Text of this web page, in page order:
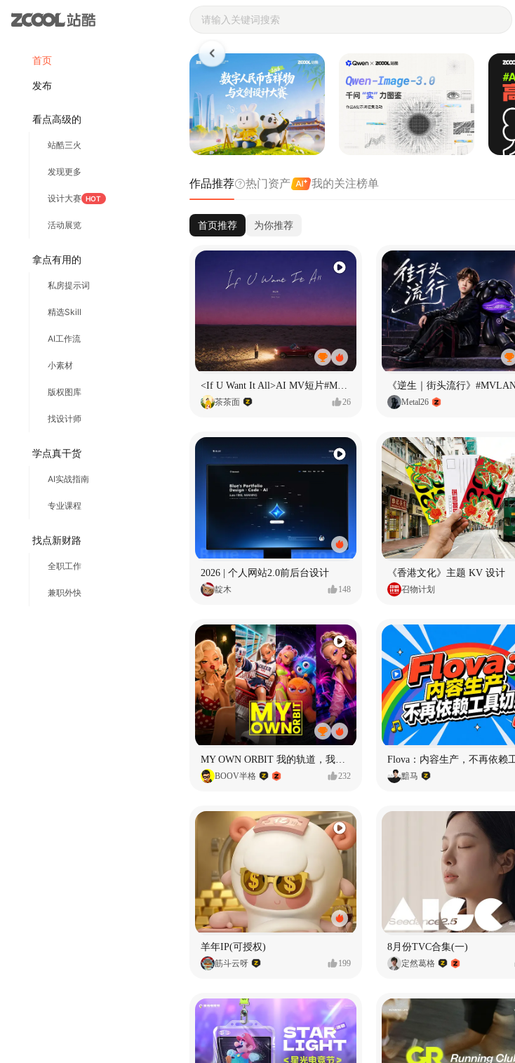
首页
发布
看点高级的
站酷三火
发现更多
设计大赛 HOT
活动展览
拿点有用的
私房提示词
精选Skill
AI工作流
小素材
版权图库
找设计师
学点真干货
AI实战指南
专业课程
找点新财路
全职工作
兼职外快
站酷ZCOOL - 设计师们都在站酷
作品推荐 热门资产 我的关注榜单
首页推荐 为你推荐
<If U Want It All>AI MV短片#MVLAND嘻哈狂欢派对
茶茶面 26 Metal26
2026 | 个人网站2.0前后台设计
靛木 148
《香港文化》主题 KV 设计
召物计划
MY OWN ORBIT 我的轨道，我的定义#MVLAND嘻哈狂欢派对
BOOV半格 232 黯马
羊年IP(可授权)
筋斗云呀 199
8月份TVC合集(一)
定然葛格